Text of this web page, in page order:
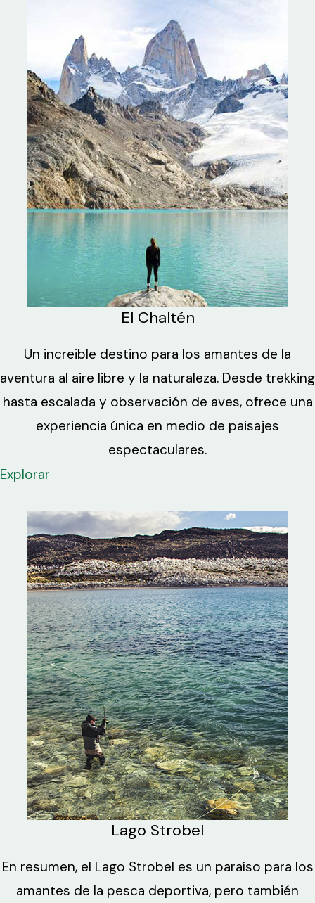
El Chaltén
Un increible destino para los amantes de la
aventura al aire libre y la naturaleza. Desde trekking
hasta escalada y observación de aves, ofrece una
experiencia única en medio de paisajes
espectaculares.
Explorar
Lago Strobel
En resumen, el Lago Strobel es un paraíso para los
amantes de la pesca deportiva, pero también